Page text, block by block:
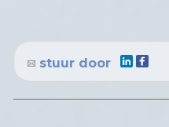
stuur door